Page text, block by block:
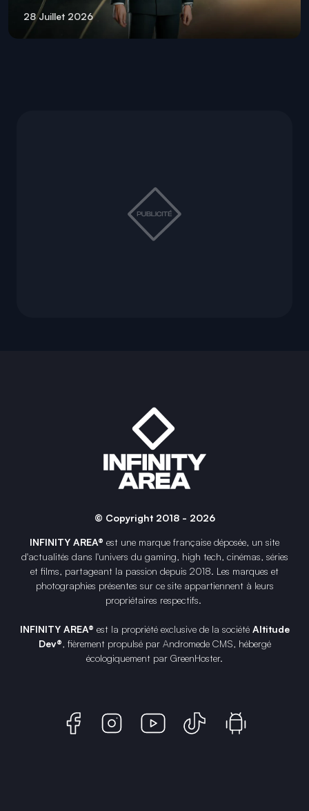
28 Juillet 2026
© Copyright 2018 - 2026
INFINITY AREA® est une marque française déposée, un site
d'actualités dans l'univers du gaming, high tech, cinémas, séries
et films, partageant la passion depuis 2018. Les marques et
photographies présentes sur ce site appartiennent à leurs
propriétaires respectifs.
INFINITY AREA® est la propriété exclusive de la société Altitude
Dev®, fièrement propulsé par Andromede CMS, hébergé
écologiquement par GreenHoster.